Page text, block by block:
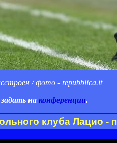
/ фото - repubblica.it
на конференции.
клуба Лацио -